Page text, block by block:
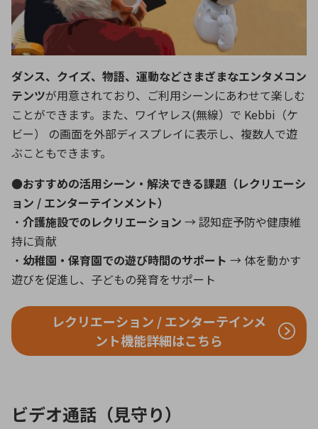
ダンス、クイズ、物語、運動などさまざまなエンタメコン
テンツが用意されており、ご利用シーンにあわせて楽しむ
ことができます。また、ワイヤレス(無線）で Kebbi（ケ
ビー） の画面を外部ディスプレイに表示し、複数人で遊
ぶこともできます。
●おすすめの活用シーン・解決できる課題（レクリエーシ
ョン / エンターテインメント）
・ 介護施設でのレクリエーション → 認知症予防や健康維
持に貢献
・ 幼稚園・保育園での遊び時間のサポート → 体を動かす
遊びを促進し、子どもの発育をサポート
レクリエーション / エンターテインメ
ント機能詳細はこちら
ビデオ通話（見守り）